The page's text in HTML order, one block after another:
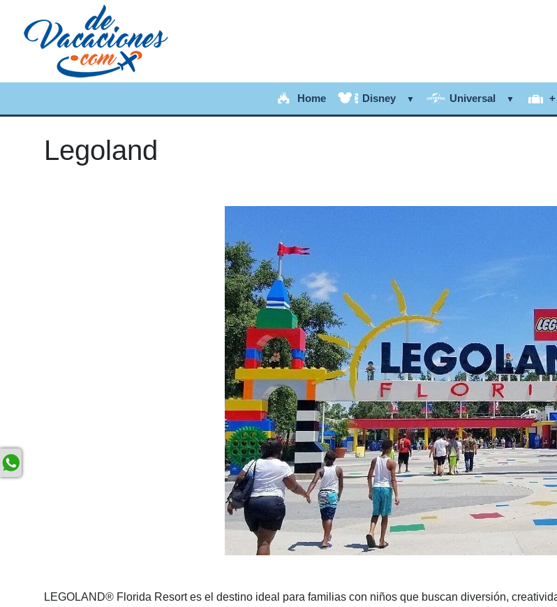
Home Disney Universal
Legoland
LEGOLAND® Florida Resort es el destino ideal para familias con niños que buscan diversión,